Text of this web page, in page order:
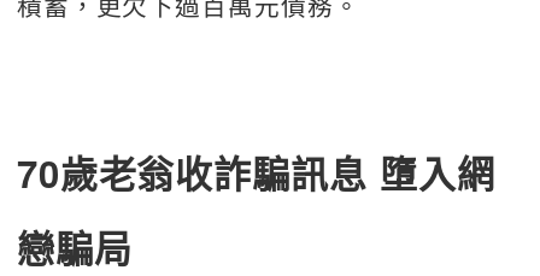
70歲老翁收詐騙訊息 墮入網
戀騙局